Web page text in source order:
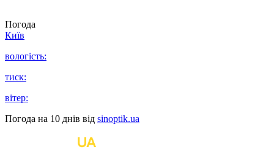
Погода
Київ
вологість:
тиск:
вітер:
Погода на 10 днів від sinoptik.ua